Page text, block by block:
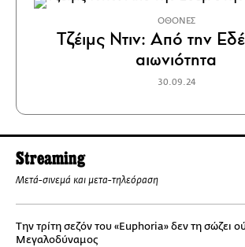
ΟΘΟΝΕΣ
Τζέιμς Ντιν: Από την
αιωνιότητα
30.09.24
Streaming
Μετά-σινεμά και μετα-τηλεόραση
Την τρίτη σεζόν του «Euphoria» δεν τη σώζει
Μεγαλοδύναμος